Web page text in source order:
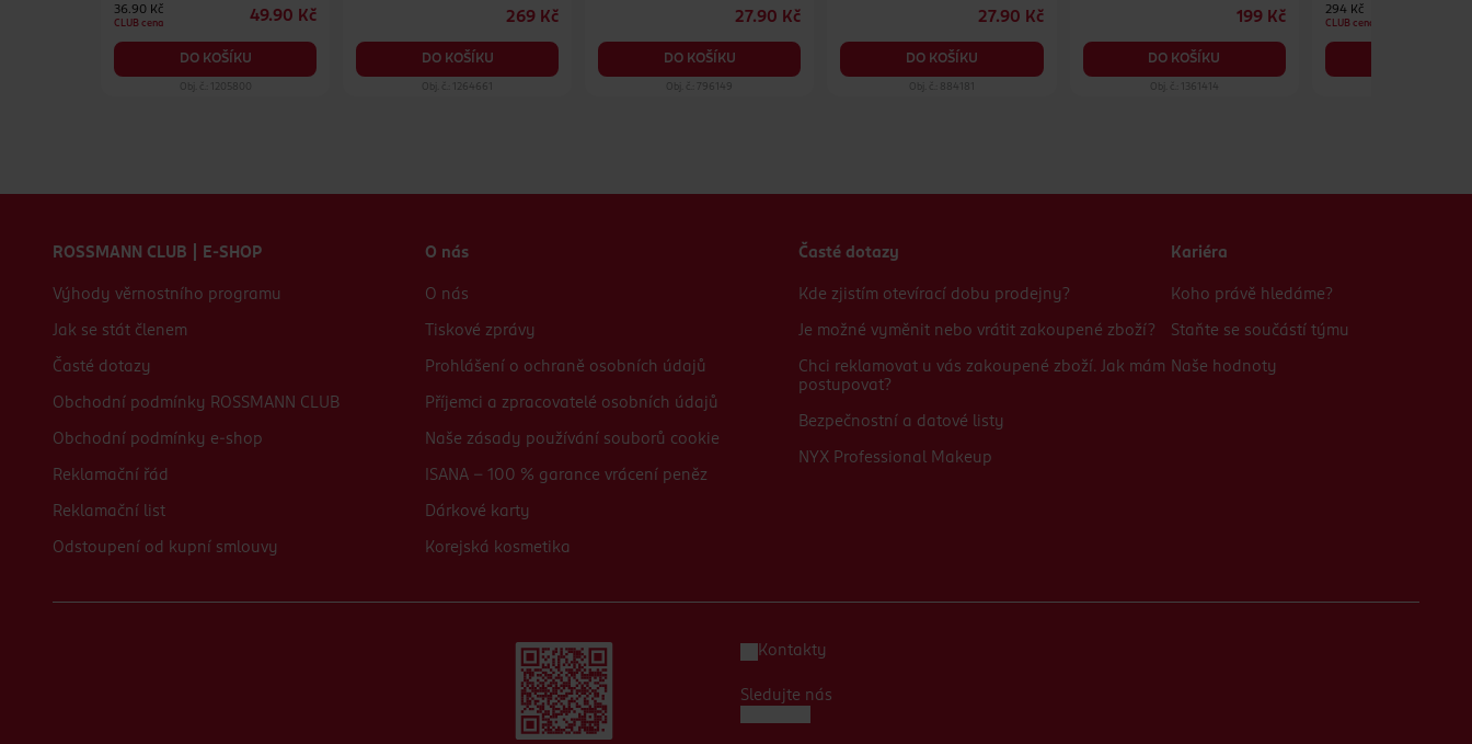
36.90 Kč
CLUB cena 49.90 Kč
DO KOŠÍKU
Obj. č.: 1205800
269 Kč
DO KOŠÍKU
Obj. č.: 1264661
27.90 Kč
DO KOŠÍKU
Obj. č.: 796149
27.90 Kč
DO KOŠÍKU
Obj. č.: 884181
199 Kč
DO KOŠÍKU
Obj. č.: 1361414
294 Kč
CLUB cena
ROSSMANN CLUB | E-SHOP
Výhody věrnostního programu
Jak se stát členem
Časté dotazy
Obchodní podmínky ROSSMANN CLUB
Obchodní podmínky e-shop
Reklamační řád
Reklamační list
Odstoupení od kupní smlouvy
O nás
O nás
Tiskové zprávy
Prohlášení o ochraně osobních údajů
Příjemci a zpracovatelé osobních údajů
Naše zásady používání souborů cookie
ISANA - 100 % garance vrácení peněz
Dárkové karty
Korejská kosmetika
Časté dotazy
Kde zjistím otevírací dobu prodejny?
Je možné vyměnit nebo vrátit zakoupené zboží?
Chci reklamovat u vás zakoupené zboží. Jak mám
postupovat?
Bezpečnostní a datové listy
NYX Professional Makeup
Kariéra
Koho právě hledáme?
Staňte se součástí týmu
Naše hodnoty
Kontakty
Sledujte nás